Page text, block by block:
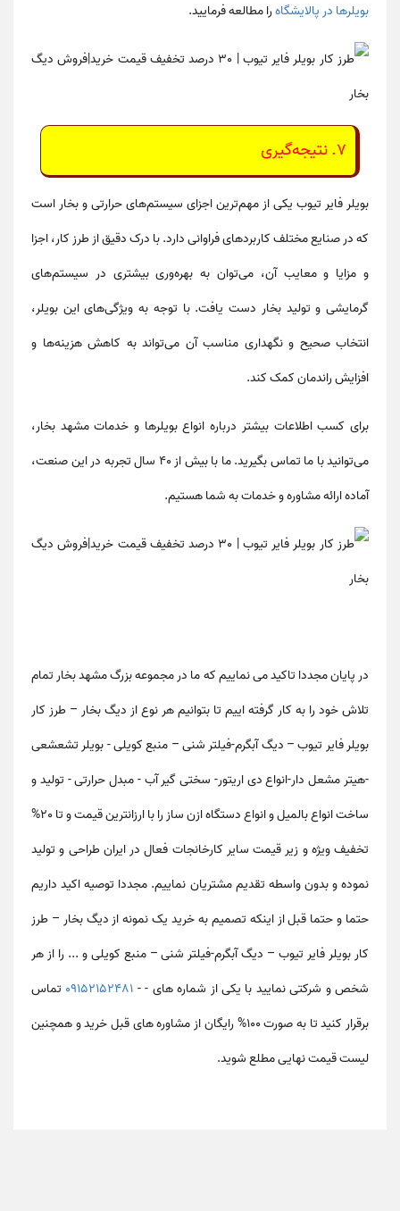
بویلر‌ها در پالایشگاهرا مطالعه فرمایید.
۷. نتیجه‌گیری
بویلر فایر تیوب یکی از مهم‌ترین اجزای سیستم‌های حرارتی و بخار است
که در صنایع مختلف کاربردهای فراوانی دارد. با درک دقیق از طرز کار، اجزا
و مزایا و معایب آن، می‌توان به بهره‌وری بیشتری در سیستم‌های
گرمایشی و تولید بخار دست یافت. با توجه به ویژگی‌های این بویلر،
انتخاب صحیح و نگهداری مناسب آن می‌تواند به کاهش هزینه‌ها و
افزایش راندمان کمک کند.
برای کسب اطلاعات بیشتر درباره انواع بویلرها و خدمات مشهد بخار،
می‌توانید با ما تماس بگیرید. ما با بیش از 40 سال تجربه در این صنعت،
آماده ارائه مشاوره و خدمات به شما هستیم.
در پایان مجددا تاکید می نماییم که ما در مجموعه بزرگ مشهد بخار تمام
تلاش خود را به کار گرفته اییم تا بتوانیم هر نوع از دیگ بخار – طرز کار
بویلر فایر تیوب – دیگ آبگرم-فیلتر شنی – منبع کویلی - بویلر تشعشعی
-هیتر مشعل دار-انواع دی اریتور- سختی گیر آب - مبدل حرارتی - تولید و
ساخت انواع بالمیل و انواع دستگاه ازن ساز را با ارزانترین قیمت و تا 20%
تخفیف ویژه و زیر قیمت سایر کارخانجات فعال در ایران طراحی و تولید
نموده و بدون واسطه تقدیم مشتریان نماییم. مجددا توصیه اکید داریم
حتما و حتما قبل از اینکه تصمیم به خرید یک نمونه از دیگ بخار – طرز
کار بویلر فایر تیوب – دیگ آبگرم-فیلتر شنی – منبع کویلی و ... را از هر
شخص و شرکتی نمایید با یکی از شماره های - - 09152152481 تماس
برقرار کنید تا به صورت 100% رایگان از مشاوره های قبل خرید و همچنین
لیست قیمت نهایی مطلع شوید.